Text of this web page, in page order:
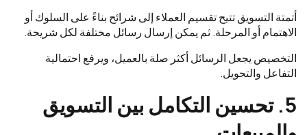
أتمتة التسويق تتيح تقسيم العملاء إلى شرائح بناءً على السلوك أو
الاهتمام أو المرحلة. ثم يمكن إرسال رسائل مختلفة لكل شريحة.
التخصيص يجعل الرسائل أكثر صلة بالعميل، ويرفع احتمالية
التفاعل والتحويل.
5. تحسين التكامل بين التسويق